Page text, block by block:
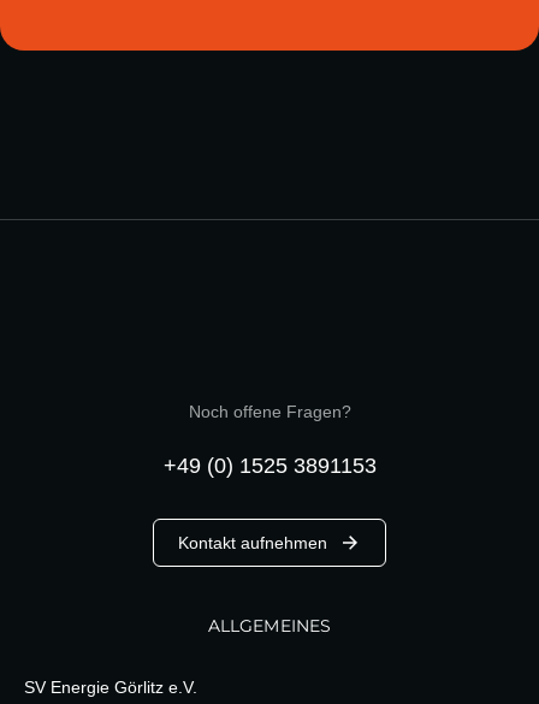
Noch offene Fragen?
+49 (0) 1525 3891153
Kontakt aufnehmen
ALLGEMEINES
SV Energie Görlitz e.V.